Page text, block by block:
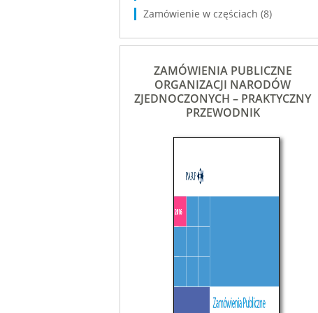
Zamówienie w częściach (8)
ZAMÓWIENIA PUBLICZNE
ORGANIZACJI NARODÓW
ZJEDNOCZONYCH – PRAKTYCZNY
PRZEWODNIK